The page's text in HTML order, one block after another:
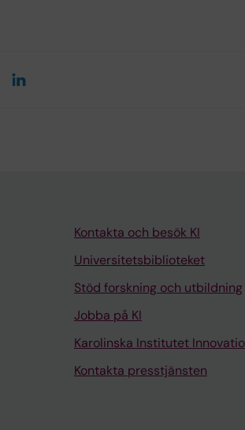
Kontakta och besök KI
Universitetsbiblioteket
Stöd forskning och utbildning
Jobba på KI
Karolinska Institutet
Kontakta presstjänsten